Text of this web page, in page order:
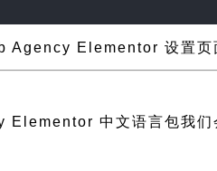
Agency Elementor 设置页
Elementor 中文语言包我